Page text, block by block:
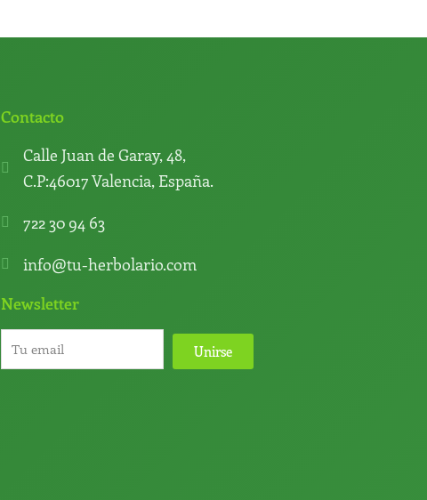
Contacto
Calle Juan de Garay, 48,
C.P:46017 Valencia, España.
722 30 94 63
info@tu-herbolario.com
Newsletter
Unirse